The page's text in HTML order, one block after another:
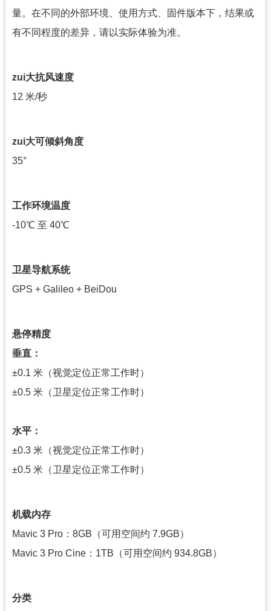
量。在不同的外部环境、使用方式、固件版本下，结果或
有不同程度的差异，请以实际体验为准。
zui大抗风速度
12 米/秒
zui大可倾斜角度
35°
工作环境温度
-10℃ 至 40℃
卫星导航系统
GPS + Galileo + BeiDou
悬停精度
垂直：
±0.1 米（视觉定位正常工作时）
±0.5 米（卫星定位正常工作时）
水平：
±0.3 米（视觉定位正常工作时）
±0.5 米（卫星定位正常工作时）
机载内存
Mavic 3 Pro：8GB（可用空间约 7.9GB）
Mavic 3 Pro Cine：1TB（可用空间约 934.8GB）
分类